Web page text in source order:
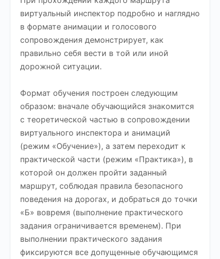
виртуальный инспектор подробно и наглядно
в формате анимации и голосового
сопровождения демонстрирует, как
правильно себя вести в той или иной
дорожной ситуации.
Формат обучения построен следующим
образом: вначале обучающийся знакомится
с теоретической частью в сопровождении
виртуального инспектора и анимаций
(режим «Обучение»), а затем переходит к
практической части (режим «Практика»), в
которой он должен пройти заданный
маршрут, соблюдая правила безопасного
поведения на дорогах, и добраться до точки
«Б» вовремя (выполнение практического
задания ограничивается временем). При
выполнении практического задания
фиксируются все допущенные обучающимся